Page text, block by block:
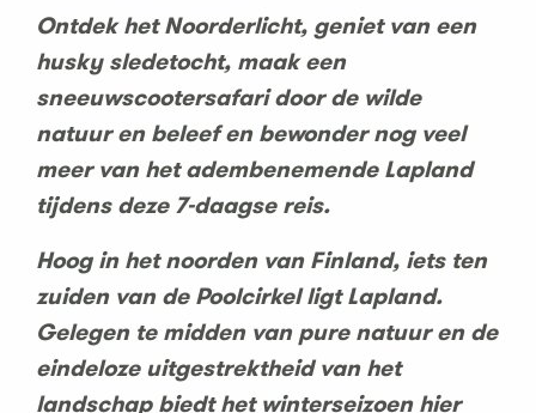
Ontdek het Noorderlicht, geniet van een
husky sledetocht, maak een
sneeuwscootersafari door de wilde
natuur en beleef en bewonder nog veel
meer van het adembenemende Lapland
tijdens deze 7-daagse reis.
Hoog in het noorden van Finland, iets ten
zuiden van de Poolcirkel ligt Lapland.
Gelegen te midden van pure natuur en de
eindeloze uitgestrektheid van het
landschap biedt het winterseizoen hier